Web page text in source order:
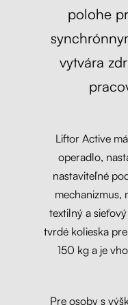
polohe
vytvára
Liftor Active
operadlo,
nastaviteľné
mechanizmus,
textilný a
tvrdé kolieska
150 kg a je
Pre osoby s